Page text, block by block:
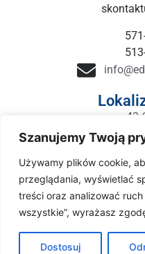
Szanujemy Twoją
Używamy plików cookie,
przeglądania, wyświetlać
treści oraz analizować
wszystkie”, wyrażasz
Dostosuj
Godziny